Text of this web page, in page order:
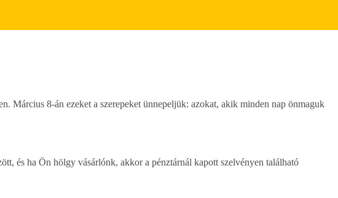
Március 8-án ezeket a szerepeket ünnepeljük: azokat, akik minden nap önmaguk
és ha Ön hölgy vásárlónk, akkor a pénztárnál kapott szelvényen található